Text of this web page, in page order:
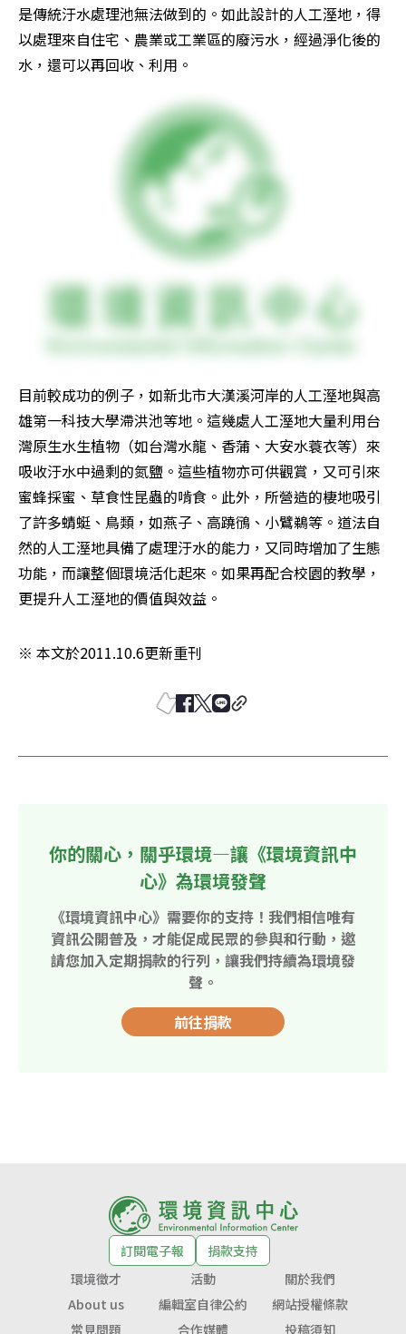
是傳統汙水處理池無法做到的。如此設計的人工溼地，得
以處理來自住宅、農業或工業區的廢污水，經過淨化後的
水，還可以再回收、利用。
目前較成功的例子，如新北市大漢溪河岸的人工溼地與高
雄第一科技大學滯洪池等地。這幾處人工溼地大量利用台
灣原生水生植物（如台灣水龍、香蒲、大安水蓑衣等）來
吸收汙水中過剩的氮鹽。這些植物亦可供觀賞，又可引來
蜜蜂採蜜、草食性昆蟲的啃食。此外，所營造的棲地吸引
了許多蜻蜓、鳥類，如燕子、高蹺鴴、小鷿鵜等。道法自
然的人工溼地具備了處理汙水的能力，又同時增加了生態
功能，而讓整個環境活化起來。如果再配合校園的教學，
更提升人工溼地的價值與效益。
※ 本文於2011.10.6更新重刊
你的關心，關乎環境—讓《環境資訊中
心》為環境發聲
《環境資訊中心》需要你的支持！我們相信唯有
資訊公開普及，才能促成民眾的參與和行動，邀
請您加入定期捐款的行列，讓我們持續為環境發
聲。
前往捐款
訂閱電子報
捐款支持
環境徵才
活動
關於我們
About us
編輯室自律公約
網站授權條款
常見問題
合作媒體 投稿須知